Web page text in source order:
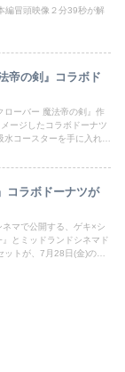
編冒頭映像２分39秒が解
帝の剣』コラボド
ローバー 魔法帝の剣』作
ージしたコラボドーナツ
コースターを手に入れる
コラボドーナツが
マで公開する、ゲキ×シ
とミッドランドシネマド
トが、7月28日(金)の発